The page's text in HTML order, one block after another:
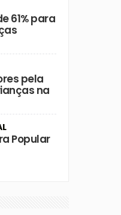
61% para
pela
na
Popular